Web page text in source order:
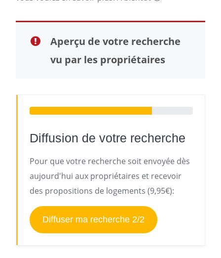
Aperçu de votre recherche
vu par les propriétaires
Diffusion de votre recherche
Pour que votre recherche soit envoyée dès
aujourd'hui aux propriétaires et recevoir
des propositions de logements (9,95€):
Diffuser ma recherche 2/2